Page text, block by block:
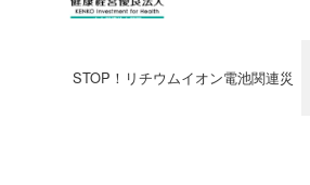
STOP！リチウムイオン電池関連災